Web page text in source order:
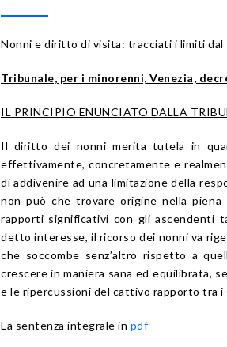
Nonni e diritto di visita: tracciati i limiti dal
Tribunale, per i minorenni, Venezia,
IL PRINCIPIO ENUNCIATO DALLA
Il diritto dei nonni merita tutela in
effettivamente, concretamente e
di addivenire ad una limitazione della
non può che trovare origine nella piena
rapporti significativi con gli ascendenti
detto interesse, il ricorso dei nonni va
che soccombe senz’altro rispetto a
crescere in maniera sana ed equilibrata,
e le ripercussioni del cattivo rapporto tra
La sentenza integrale in pdf